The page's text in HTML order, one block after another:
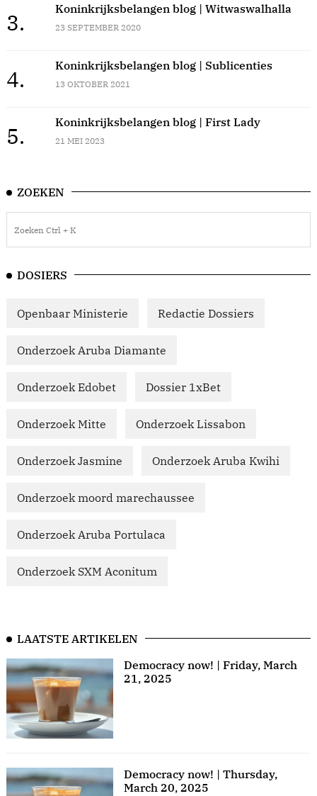
3.
Koninkrijksbelangen blog | Witwaswalhalla
23 SEPTEMBER 2020
4.
Koninkrijksbelangen blog | Sublicenties
13 OKTOBER 2021
5.
Koninkrijksbelangen blog | First Lady
21 MEI 2023
ZOEKEN
DOSIERS
Openbaar Ministerie Redactie Dossiers
Onderzoek Aruba Diamante
Onderzoek Edobet Dossier 1xBet
Onderzoek Mitte Onderzoek Lissabon
Onderzoek Jasmine Onderzoek Aruba Kwihi
Onderzoek moord marechaussee
Onderzoek Aruba Portulaca
Onderzoek SXM Aconitum
LAATSTE ARTIKELEN
Democracy now! | Friday, March
21, 2025
Democracy now! | Thursday,
March 20, 2025